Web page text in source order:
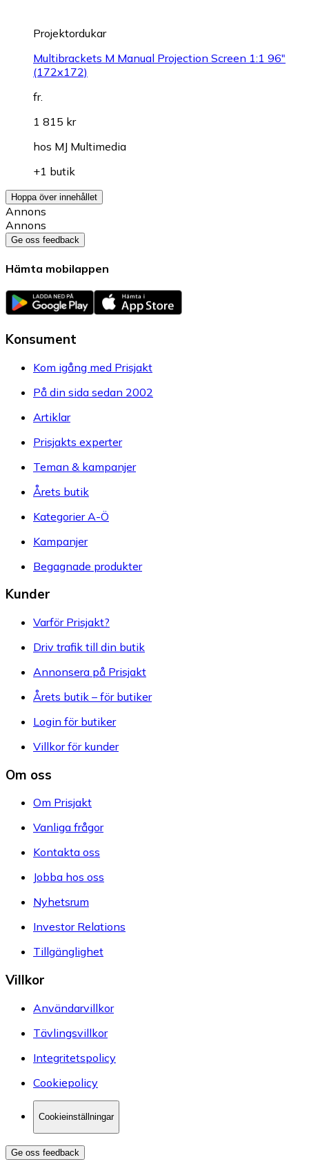
Projektordukar
Multibrackets M Manual Projection Screen 1:1 96"
(172x172)
fr.
1 815 kr
hos MJ Multimedia
+1 butik
Hoppa över innehållet
Annons
Annons
Ge oss feedback
Hämta mobilappen
Konsument
Kom igång med Prisjakt
På din sida sedan 2002
Artiklar
Prisjakts experter
Teman & kampanjer
Årets butik
Kategorier A-Ö
Kampanjer
Begagnade produkter
Kunder
Varför Prisjakt?
Driv trafik till din butik
Annonsera på Prisjakt
Årets butik – för butiker
Login för butiker
Villkor för kunder
Om oss
Om Prisjakt
Vanliga frågor
Kontakta oss
Jobba hos oss
Nyhetsrum
Investor Relations
Tillgänglighet
Villkor
Användarvillkor
Tävlingsvillkor
Integritetspolicy
Cookiepolicy
Cookieinställningar
Ge oss feedback